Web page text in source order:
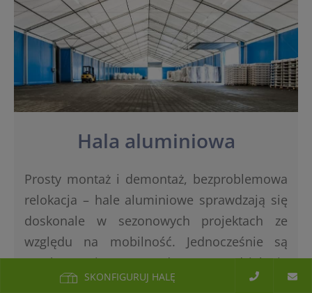
SKONFIGURUJ HALĘ
Hala aluminiowa
Prosty montaż i demontaż, bezproblemowa
relokacja – hale aluminiowe sprawdzają się
doskonale w sezonowych projektach ze
względu na mobilność. Jednocześnie są
trwałe, ponieważ są odporne na działanie
korozji.